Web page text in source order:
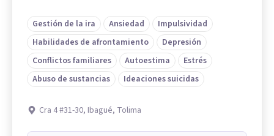
Gestión de la ira Ansiedad
Impulsividad
Habilidades de afrontamiento
Depresión
Conflictos familiares
Autoestima
Estrés
Abuso de sustancias
Ideaciones suicidas
Cra 4 #31-30, Ibagué, Tolima